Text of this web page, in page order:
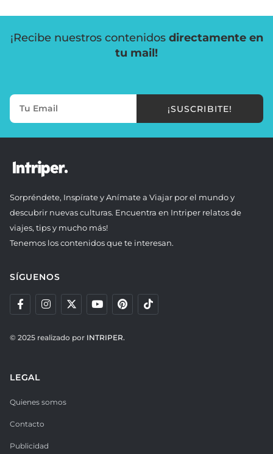
¡Recibe nuestros contenidos directamente en
tu mail!
¡SUSCRIBITE!
Sorpréndete, Inspírate y Anímate a Viajar por el mundo y
descubrir nuevas culturas. Encuentra en Intriper relatos de
viajes, tips y mucho más!
Tenemos los contenidos que te interesan.
SÍGUENOS
© 2025 realizado por INTRIPER.
LEGAL
Quienes somos
Contacto
Publicidad